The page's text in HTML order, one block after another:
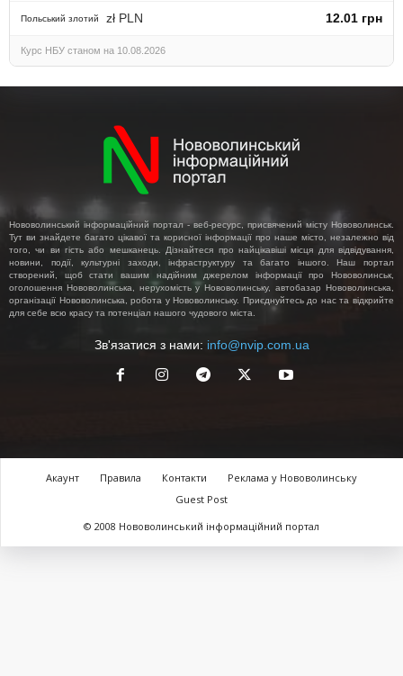
Польський злотий zł PLN 12.01 грн
Курс НБУ станом на 10.08.2026
Нововолинський інформаційний портал - веб-ресурс, присвячений місту Нововолинськ.
Тут ви знайдете багато цікавої та корисної інформації про наше місто, незалежно від
того, чи ви гість або мешканець. Дізнайтеся про найцікавіші місця для відвідування,
новини, події, культурні заходи, інфраструктуру та багато іншого. Наш портал
створений, щоб стати вашим надійним джерелом інформації про Нововолинськ,
оголошення Нововолинська, нерухомість у Нововолинську, автобазар Нововолинська,
організації Нововолинська, робота у Нововолинську. Приєднуйтесь до нас та відкрийте
для себе всю красу та потенціал нашого чудового міста.
Зв'язатися з нами: info@nvip.com.ua
Акаунт Правила Контакти
Реклама у Нововолинську
Guest Post
© 2008 Нововолинський інформаційний портал